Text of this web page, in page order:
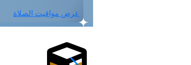
عرض مواقيت الصلاة